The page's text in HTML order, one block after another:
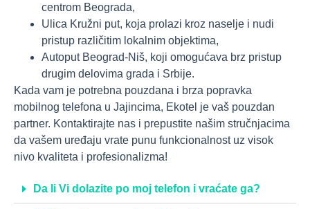
centrom Beograda,
Ulica Kružni put, koja prolazi kroz naselje i nudi
pristup različitim lokalnim objektima,
Autoput Beograd-Niš, koji omogućava brz pristup
drugim delovima grada i Srbije.
Kada vam je potrebna pouzdana i brza popravka
mobilnog telefona u Jajincima, Ekotel je vaš pouzdan
partner. Kontaktirajte nas i prepustite našim stručnjacima
da vašem uređaju vrate punu funkcionalnost uz visok
nivo kvaliteta i profesionalizma!
Da li Vi dolazite po moj telefon i vraćate ga?